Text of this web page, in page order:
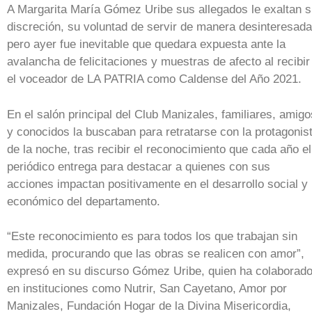
A Margarita María Gómez Uribe sus allegados le exaltan
discreción, su voluntad de servir de manera
pero ayer fue inevitable que quedara expuesta ante la
avalancha de felicitaciones y muestras de afecto al recibir
el voceador de LA PATRIA como Caldense del Año 2021.
En el salón principal del Club Manizales, familiares,
y conocidos la buscaban para retratarse con la
de la noche, tras recibir el reconocimiento que cada año el
periódico entrega para destacar a quienes con sus
acciones impactan positivamente en el desarrollo social y
económico del departamento.
“Este reconocimiento es para todos los que trabajan sin
medida, procurando que las obras se realicen con amor”,
expresó en su discurso Gómez Uribe, quien ha colaborado
en instituciones como Nutrir, San Cayetano, Amor por
Manizales, Fundación Hogar de la Divina Misericordia,